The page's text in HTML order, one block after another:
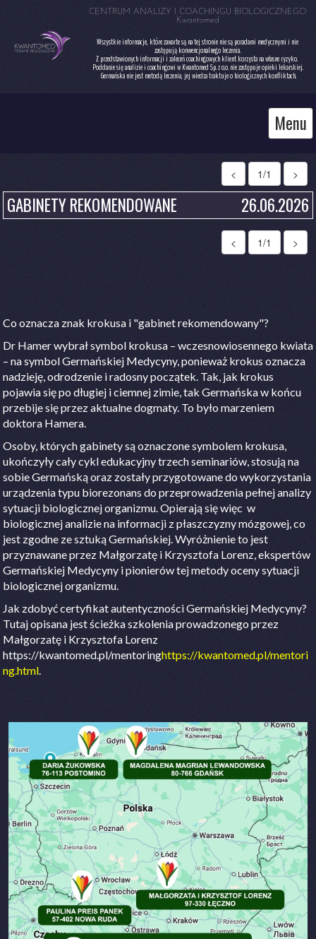
CENTRUM ANALIZY I COACHINGU BIOLOGICZNEGO
Kwantomed
zastępują konwencjonalnego leczenia.
Z przedstawionych informacji i zaleceń coachingowych klient korzysta na własne ryzyko.
Poddanie się analizie i coachingowi w Kwantomed Sp. z o.o. nie zastępuje opieki lekarskiej.
Germańska nie jest metodą leczenia, jej wiedza traktuje o biologicznych konfliktach.
Menu
< 1/1 >
GABINETY REKOMENDOWANE 26.06.2026
< 1/1 >
Co oznacza znak krokusa i "gabinet rekomendowany"?
Dr Hamer wybrał symbol krokusa – wczesnowiosennego kwiata
– na symbol Germańskiej Medycyny, ponieważ krokus oznacza
nadzieję, odrodzenie i radosny początek. Tak, jak krokus
pojawia się po długiej i ciemnej zimie, tak Germańska w końcu
przebije się przez aktualne dogmaty. To było marzeniem
doktora Hamera.
Osoby, których gabinety są oznaczone symbolem krokusa,
ukończyły cały cykl edukacyjny trzech seminariów, stosują na
sobie Germańską oraz zostały przygotowane do wykorzystania
urządzenia typu biorezonans do przeprowadzenia pełnej analizy
sytuacji biologicznej organizmu. Opierają się więc w
biologicznej analizie na informacji z płaszczyzny mózgowej, co
jest zgodne ze sztuką Germańskiej. Wyróżnienie to jest
przyznawane przez Małgorzatę i Krzysztofa Lorenz, ekspertów
Germańskiej Medycyny i pionierów tej metody oceny sytuacji
biologicznej organizmu.
Jak zdobyć certyfikat autentyczności Germańskiej Medycyny?
Tutaj opisana jest ścieżka szkolenia prowadzonego przez
Małgorzatę i Krzysztofa Lorenz
https://kwantomed.pl/mentoringhttps://kwantomed.pl/mentori
ng.html.